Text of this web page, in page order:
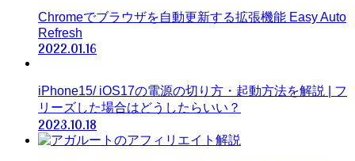
Chromeでブラウザを自動更新する拡張機能 Easy Auto
Refresh
2022.01.16
iPhone15/ iOS17の電源の切り方・起動方法を解説 | フ
リーズした場合はどうしたらいい？
2023.10.18